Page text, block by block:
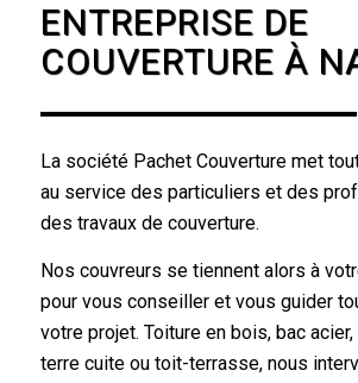
ENTREPRISE DE
COUVERTURE À
La société Pachet Couverture met
au service des particuliers et des
des travaux de couverture.
Nos couvreurs se tiennent alors à
pour vous conseiller et vous guider
votre projet. Toiture en bois, bac
terre cuite ou toit-terrasse, nous